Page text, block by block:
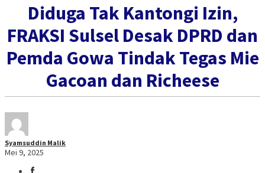
Diduga Tak Kantongi Izin,
FRAKSI Sulsel Desak DPRD dan
Pemda Gowa Tindak Tegas Mie
Gacoan dan Richeese
Syamsuddin Malik
Mei 9, 2025